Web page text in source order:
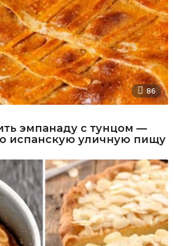
86
эмпанаду с тунцом —
испанскую уличную пищу